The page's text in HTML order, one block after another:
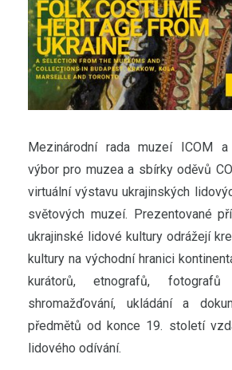
Mezinárodní rada muzeí ICOM
výbor pro muzea a sbírky oděvů
virtuální výstavu ukrajinských
světových muzeí. Prezentované
ukrajinské lidové kultury odrážejí
kultury na východní hranici
kurátorů, etnografů,
shromažďování, ukládání a
předmětů od konce 19. století
lidového odívání.